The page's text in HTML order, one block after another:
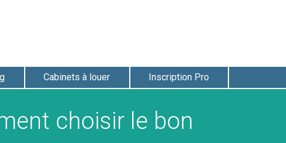
Cabinets à louer Inscription Pro
choisir le bon